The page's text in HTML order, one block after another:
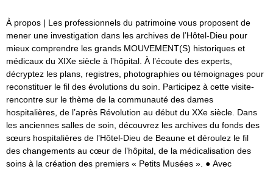
À propos | Les professionnels du patrimoine vous proposent de
mener une investigation dans les archives de l’Hôtel-Dieu pour
mieux comprendre les grands MOUVEMENT(S) historiques et
médicaux du XIXe siècle à l’hôpital. À l’écoute des experts,
décryptez les plans, registres, photographies ou témoignages pour
reconstituer le fil des évolutions du soin. Participez à cette visite-
rencontre sur le thème de la communauté des dames
hospitalières, de l’après Révolution au début du XXe siècle. Dans
les anciennes salles de soin, découvrez les archives du fonds des
sœurs hospitalières de l’Hôtel-Dieu de Beaune et déroulez le fil
des changements au cœur de l’hôpital, de la médicalisation des
soins à la création des premiers « Petits Musées ». ● Avec